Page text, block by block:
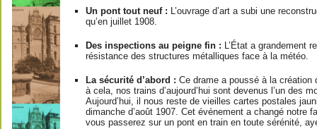
Un pont tout neuf : L’ouvrage d’art a subi une
qu’en juillet 1908.
Des inspections au peigne fin : L’État a grandement
résistance des structures métalliques face à la météo.
La sécurité d’abord : Ce drame a poussé à la création
à cela, nos trains d’aujourd’hui sont devenus l’un des
Aujourd’hui, il nous reste de vieilles cartes postales
dimanche d’août 1907. Cet événement a changé notre
vous passerez sur un pont en train en toute sérénité,